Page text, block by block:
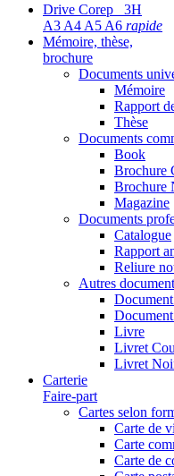
Drive Corep 3H
A3 A4 A5 A6 rapide
Mémoire, thèse,
brochure
Documents
Mémoire
Rapport
Thèse
Documents
Book
Brochure
Brochure
Magazine
Documents
Catalogue
Rapport
Reliure
Autres
Livre
Livret
Livret
Carterie
Faire-part
Cartes selon
Carte de
Carte
Carte de